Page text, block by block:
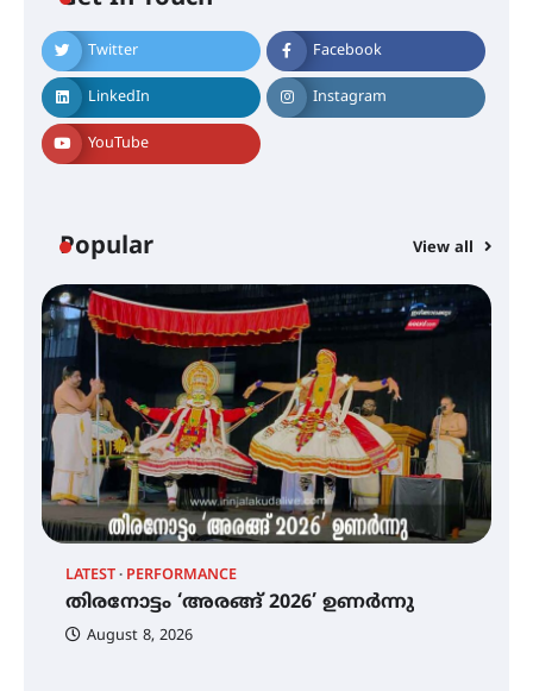
Twitter Facebook
LinkedIn Instagram
YouTube
Popular View all
LATEST PERFORMANCE
തിരനോട്ടം ‘അരങ്ങ് 2026’ ഉണർന്നു
August 8, 2026
നിക്ഷേപകർക്ക് പണം തിരികെ
ലഭ്യമാക്കാൻ കേന്ദ്ര-കേരള
സർക്കാരുകൾ അടിയന്തരമായി
ഇടപെടണമെന്ന് ഐ.ടി.യു. ബാങ്ക്
നിക്ഷേപക സംരക്ഷണ സമിതി
ശക്തമായ കാറ്റിന് സാധ്യത –
ജില്ലയിൽ എല്ലാ വിദ്യാഭ്യാസ
സ്ഥാപനങ്ങൾക്കും ശനിയാഴ്ച
അവധി
എം.ജി. യൂണിവേഴ്‌സിറ്റിയിൽ നിന്ന്
ഇംഗ്ളീഷ് സാഹിത്യത്തിൽ
ഡോക്ടറേറ്റ് നേടിയ എൻ. ആര്യ
ട്യുണീഷ്യൻ ചിത്രം ” ദി വോയിസ്
ഫിലിം സൊസൈറ്റി ആഗസ്റ്റ് 7
വെള്ളിയാഴ്ച സ്‌ക്രീൻ ചെയ്യുന്നു